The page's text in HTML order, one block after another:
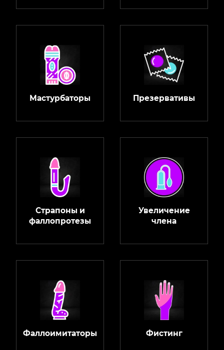
Мастурбаторы Презервативы
Страпоны и
фаллопротезы
Увеличение
члена
Фаллоимитаторы Фистинг